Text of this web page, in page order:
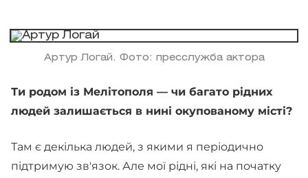
Артур Логай. Фото: пресслужба актора
Ти родом із Мелітополя — чи багато рідних
людей залишається в нині окупованому місті?
Там є декілька людей, з якими я періодично
підтримую зв'язок. Але мої рідні, які на початку